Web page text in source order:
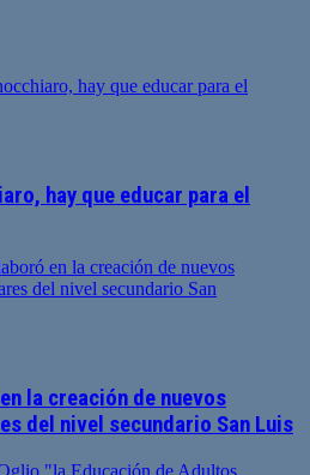
hay que educar para el
la creación de nuevos
del nivel secundario San Luis